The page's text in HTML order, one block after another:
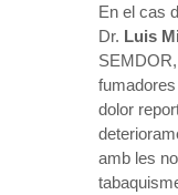
En el cas
Dr. Luis
dolor
amb les